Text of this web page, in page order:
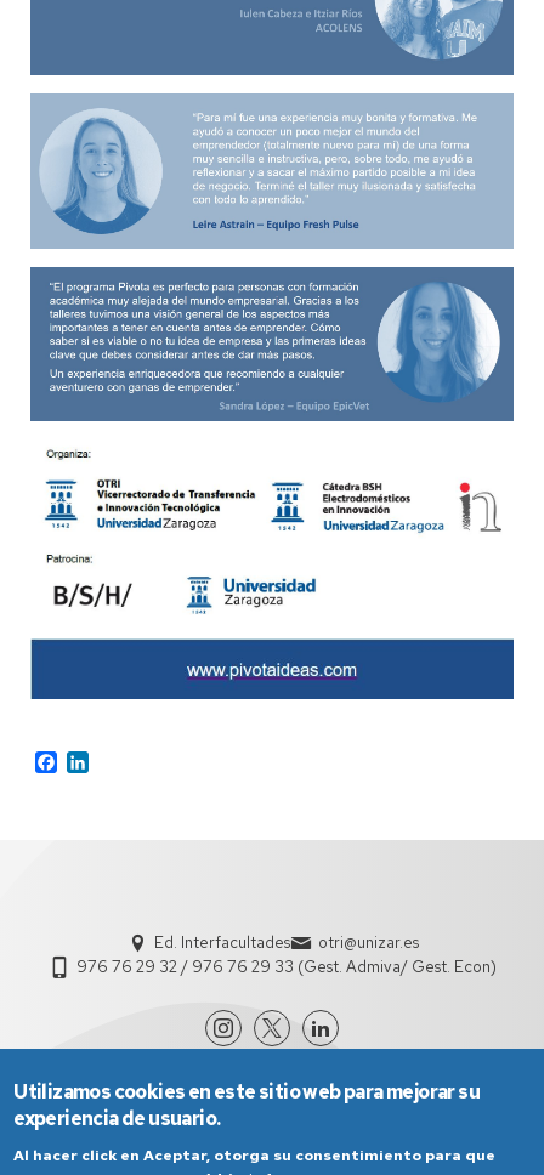
Facebook
Ed. Interfacultades
otri@unizar.es
976 76 29 32 / 976 76 29 33 (Gest. Admiva/ Gest. Econ)
Utilizamos cookies en este sitio web para mejorar su
experiencia de usuario.
Al hacer click en Aceptar, otorga su consentimiento para que